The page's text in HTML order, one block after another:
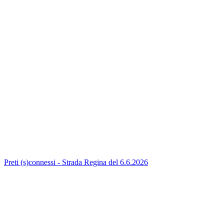
Preti (s)connessi - Strada Regina del 6.6.2026